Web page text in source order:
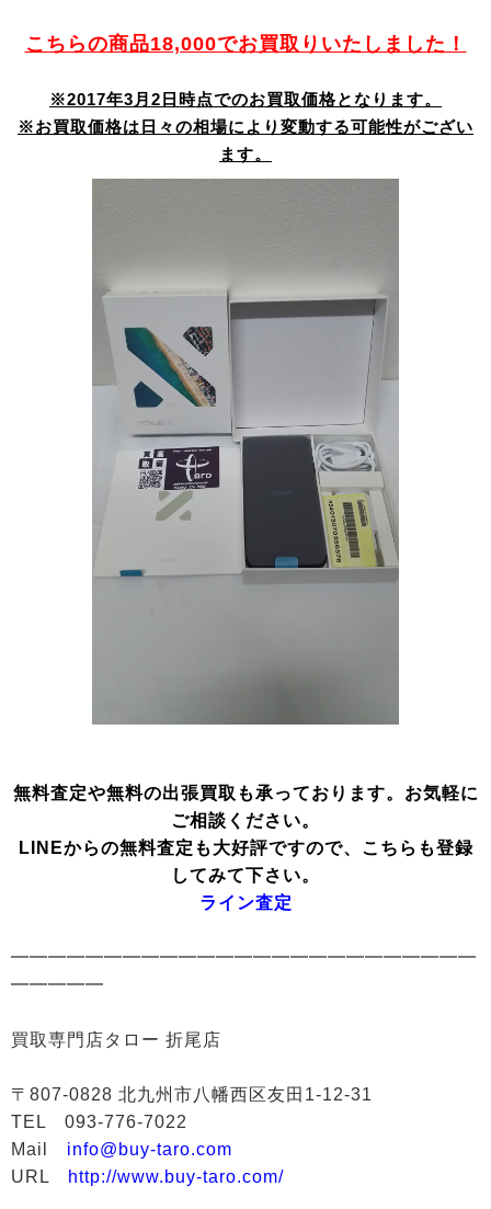
こちらの商品18,000でお買取りいたしました！
※2017年3月2日時点でのお買取価格となります。
※お買取価格は日々の相場により変動する可能性がござい
ます。
無料査定や無料の出張買取も承っております。お気軽に
ご相談ください。
LINEからの無料査定も大好評ですので、こちらも登録
してみて下さい。
ライン査定
━━━━━━━━━━━━━━━━━━━━━━━━━
━━━━━
買取専門店タロー 折尾店
〒807-0828 北九州市八幡西区友田1-12-31
TEL 093-776-7022
Mail info@buy-taro.com
URL
http://www.buy-taro.com/